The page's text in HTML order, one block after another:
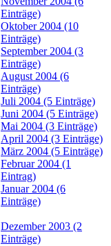
Einträge)
Oktober 2004 (10
Einträge)
September 2004 (3
Einträge)
August 2004 (6
Einträge)
Juli 2004 (5 Einträge)
Juni 2004 (5 Einträge)
Mai 2004 (3 Einträge)
April 2004 (3 Einträge)
März 2004 (5 Einträge)
Februar 2004 (1
Eintrag)
Januar 2004 (6
Einträge)
Dezember 2003 (2
Einträge)